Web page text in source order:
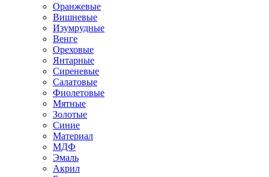
Оранжевые
Вишневые
Изумрудные
Венге
Ореховые
Янтарные
Сиреневые
Салатовые
Фиолетовые
Мятные
Золотые
Синие
Материал
МДФ
Эмаль
Акрил